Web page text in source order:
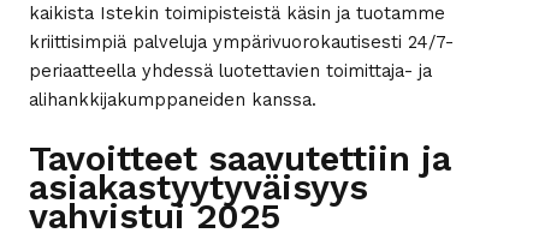
kaikista Istekin toimipisteistä käsin ja tuotamme
kriittisimpiä palveluja ympärivuorokautisesti 24/7-
periaatteella yhdessä luotettavien toimittaja- ja
alihankkijakumppaneiden kanssa.
Tavoitteet saavutettiin ja
asiakastyytyväisyys
vahvistui 2025